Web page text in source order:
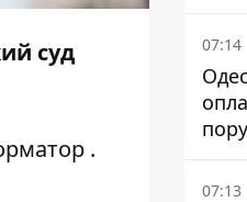
суд
.
07:14
07:13